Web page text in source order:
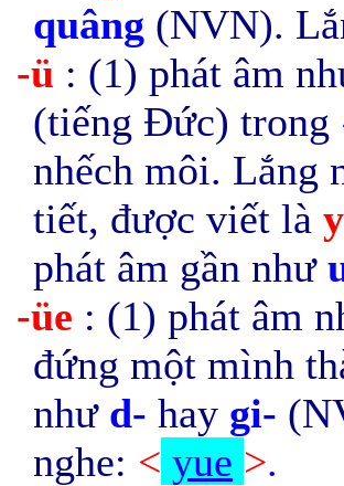
quâng (NVN).
-ü : (1) phát âm
(tiếng Đức) trong
nhếch môi. Lắng
tiết, được viết là
phát âm gần như
-üe : (1) phát âm
đứng một mình
như d- hay gi-
nghe: < yue >.